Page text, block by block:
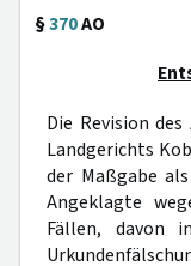
§370AO
Die Revision
Landgerichts
der Maßgabe
Angeklagte
Fällen, davon